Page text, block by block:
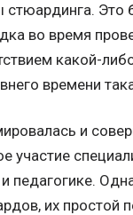
во время
какой-
времени
и
участие
педагогике.
их простой